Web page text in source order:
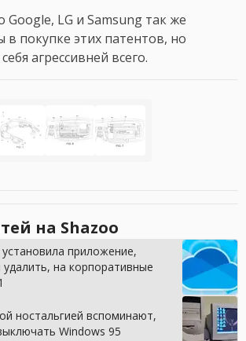
Google, LG и Samsung так же
в покупке этих патентов, но
агрессивней всего.
на Shazoo
приложение,
на корпоративные
ностальгией вспоминают,
Windows 95